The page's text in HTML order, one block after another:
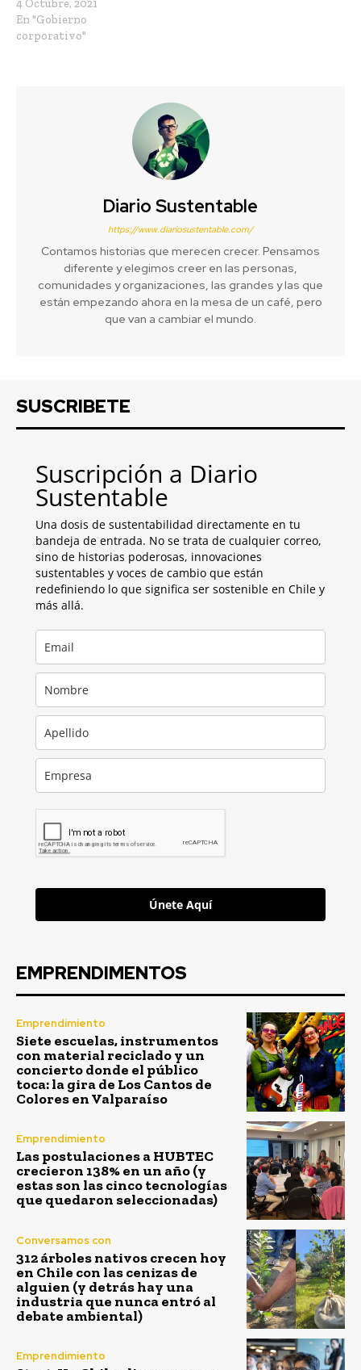
4 Octubre, 2021
En "Gobierno
corporativo"
Diario Sustentable
https://www.diariosustentable.com/
Contamos historias que merecen crecer. Pensamos
diferente y elegimos creer en las personas,
comunidades y organizaciones, las grandes y las que
están empezando ahora en la mesa de un café, pero
que van a cambiar el mundo.
SUSCRIBETE
Suscripción a Diario
Sustentable
Una dosis de sustentabilidad directamente en tu
bandeja de entrada. No se trata de cualquier correo,
sino de historias poderosas, innovaciones
sustentables y voces de cambio que están
redefiniendo lo que significa ser sostenible en Chile y
más allá.
Únete Aquí
EMPRENDIMENTOS
Emprendimiento
Siete escuelas, instrumentos
con material reciclado y un
concierto donde el público
toca: la gira de Los Cantos de
Colores en Valparaíso
Emprendimiento
Las postulaciones a HUBTEC
crecieron 138% en un año (y
estas son las cinco tecnologías
que quedaron seleccionadas)
Conversamos con
312 árboles nativos crecen hoy
en Chile con las cenizas de
alguien (y detrás hay una
industria que nunca entró al
debate ambiental)
Emprendimiento